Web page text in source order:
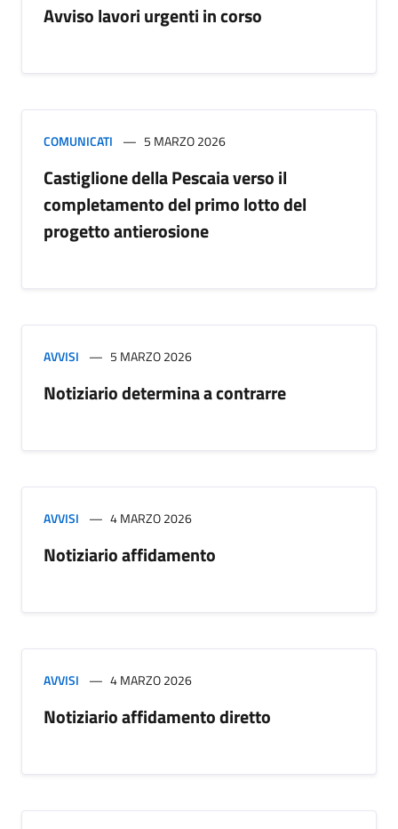
Avviso lavori urgenti in corso
COMUNICATI 5 MARZO 2026
Castiglione della Pescaia verso il
completamento del primo lotto del
progetto antierosione
AVVISI 5 MARZO 2026
Notiziario determina a contrarre
AVVISI 4 MARZO 2026
Notiziario affidamento
AVVISI 4 MARZO 2026
Notiziario affidamento diretto